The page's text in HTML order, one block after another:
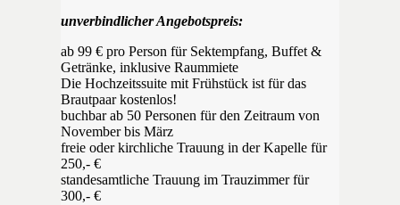
unverbindlicher Angebotspreis:
ab 99 € pro Person für Sektempfang, Buffet &
Getränke, inklusive Raummiete
Die Hochzeitssuite mit Frühstück ist für das
Brautpaar kostenlos!
buchbar ab 50 Personen für den Zeitraum von
November bis März
freie oder kirchliche Trauung in der Kapelle für
250,- €
standesamtliche Trauung im Trauzimmer für
300,- €